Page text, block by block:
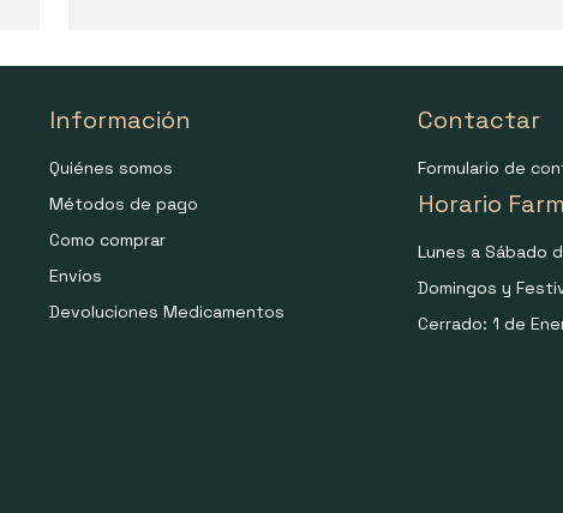
Información
Quiénes somos
Métodos de pago
Como comprar
Envíos
Devoluciones Medicamentos
Contactar
Formulario de
Horario
Lunes a Sábado
Domingos y
Cerrado: 1 de